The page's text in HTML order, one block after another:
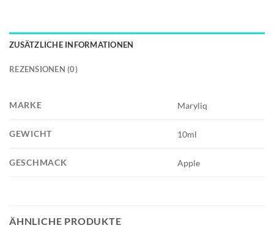
ZUSÄTZLICHE INFORMATIONEN
REZENSIONEN (0)
MARKE Maryliq
GEWICHT 10ml
GESCHMACK Apple
ÄHNLICHE PRODUKTE